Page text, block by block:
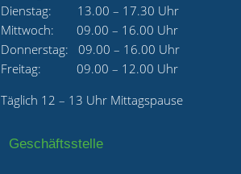
Dienstag: 13.00 – 17.30 Uhr
Mittwoch: 09.00 – 16.00 Uhr
Donnerstag: 09.00 – 16.00 Uhr
Freitag: 09.00 – 12.00 Uhr
Täglich 12 – 13 Uhr Mittagspause
Geschäftsstelle